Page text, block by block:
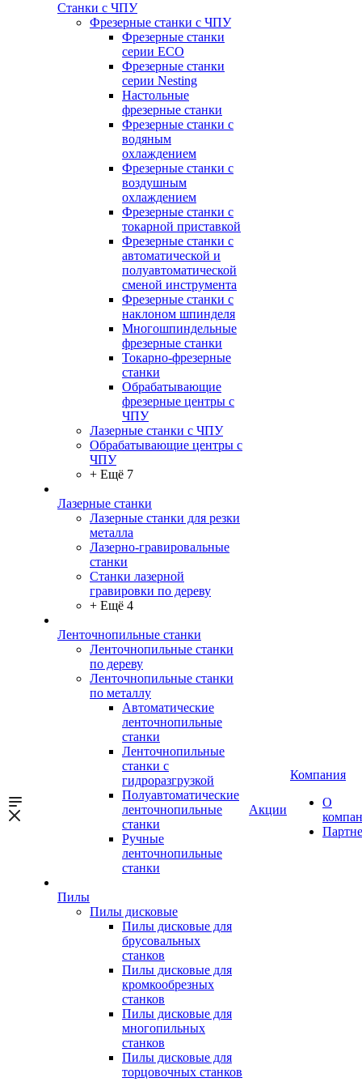
Станки с ЧПУ
Фрезерные станки с ЧПУ
Фрезерные станки
серии ECO
Фрезерные станки
серии Nesting
Настольные
фрезерные станки
Фрезерные станки с
водяным
охлаждением
Фрезерные станки с
воздушным
охлаждением
Фрезерные станки с
токарной приставкой
Фрезерные станки с
автоматической и
полуавтоматической
сменой инструмента
Фрезерные станки с
наклоном шпинделя
Многошпиндельные
фрезерные станки
Токарно-фрезерные
станки
Обрабатывающие
фрезерные центры с
ЧПУ
Лазерные станки с ЧПУ
Обрабатывающие центры с
ЧПУ
+ Ещё 7
Лазерные станки
Лазерные станки для резки
металла
Лазерно-гравировальные
станки
Станки лазерной
гравировки по дереву
+ Ещё 4
Ленточнопильные станки
Ленточнопильные станки
по дереву
Ленточнопильные станки
по металлу
Автоматические
ленточнопильные
станки
Ленточнопильные
станки с
гидроразгрузкой
Полуавтоматические
ленточнопильные
станки
Ручные
ленточнопильные
станки
Пилы
Пилы дисковые
Пилы дисковые для
брусовальных
станков
Пилы дисковые для
кромкообрезных
станков
Пилы дисковые для
многопильных
станков
Пилы дисковые для
торцовочных станков
Акции
Компания
О